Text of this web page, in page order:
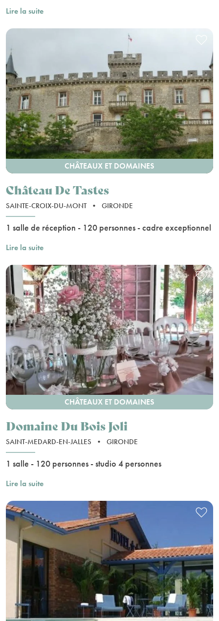
Lire la suite
CHÂTEAUX ET DOMAINES
Château De Tastes
SAINTE-CROIX-DU-MONT • GIRONDE
1 salle de réception - 120 personnes - cadre exceptionnel
Lire la suite
CHÂTEAUX ET DOMAINES
Domaine Du Bois Joli
SAINT-MEDARD-EN-JALLES • GIRONDE
1 salle - 120 personnes - studio 4 personnes
Lire la suite